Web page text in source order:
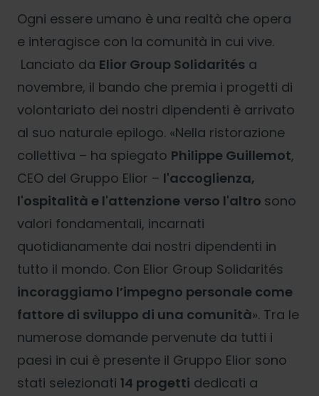
Ogni essere umano è una realtà che opera
e interagisce con la comunità in cui vive.
Lanciato da Elior Group Solidarités a
novembre, il bando che premia i progetti di
volontariato dei nostri dipendenti è arrivato
al suo naturale epilogo. «Nella ristorazione
collettiva – ha spiegato Philippe Guillemot,
CEO del Gruppo Elior – l'accoglienza,
l'ospitalità e l'attenzione verso l'altro sono
valori fondamentali, incarnati
quotidianamente dai nostri dipendenti in
tutto il mondo. Con Elior Group Solidarités
incoraggiamo l’impegno personale come
fattore di sviluppo di una comunità». Tra le
numerose domande pervenute da tutti i
paesi in cui è presente il Gruppo Elior sono
stati selezionati 14 progetti dedicati a